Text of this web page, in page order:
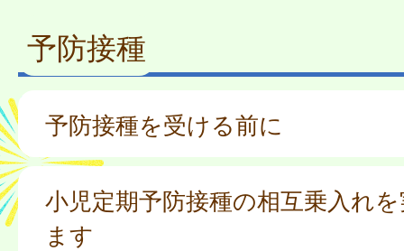
予防接種
予防接種を受ける前に
小児定期予防接種の相互乗入れ
ます